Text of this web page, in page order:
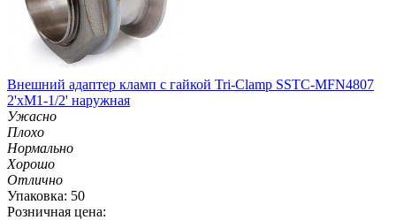
Внешний адаптер кламп с гайкой Tri-Clamp SSTC-MFN4807
2'хM1-1/2' наружная
Ужасно
Плохо
Нормально
Хорошо
Отлично
Упаковка: 50
Розничная цена: